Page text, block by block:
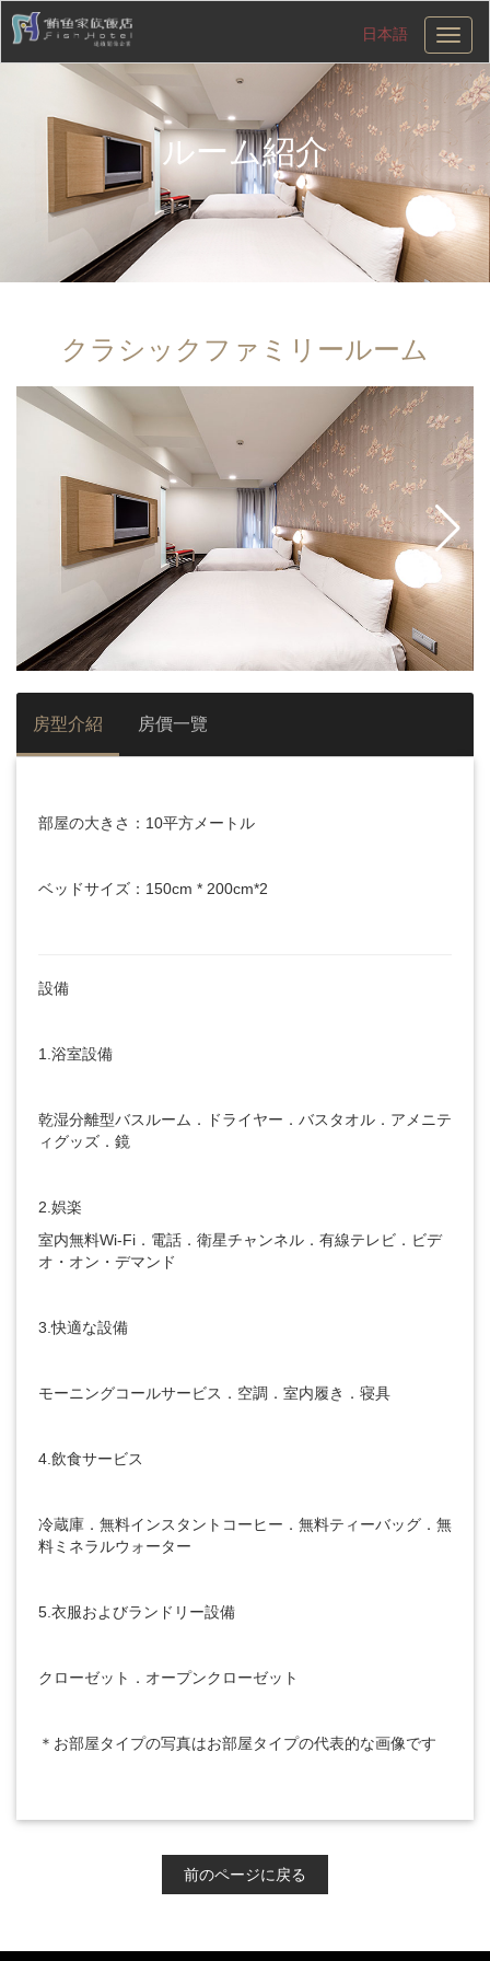
切
換
航
日本語
ルーム紹介
クラシックファミリールーム
房型介紹 房價一覽
部屋の大きさ：10平方メートル
ベッドサイズ：150cm * 200cm*2
設備
1. 浴室設備
乾湿分離型バスルーム ． ドライヤー ． バスタオル ． アメニテ
ィグッズ ． 鏡
2. 娯楽
室内無料Wi-Fi． 電話 ． 衛星チャンネル ． 有線テレビ ． ビデ
オ・オン・デマンド
3.快適な設備
モーニングコールサービス ． 空調 ． 室内履き ． 寝具
4 飲食サービス
冷蔵庫 ． 無料インスタントコーヒー ． 無料ティーバッグ ． 無
料ミネラルウォーター
5. 衣服およびランドリー設備
クローゼット ． オープンクローゼット
＊お部屋タイプの写真はお部屋タイプの代表的な画像です
前のページに戻る